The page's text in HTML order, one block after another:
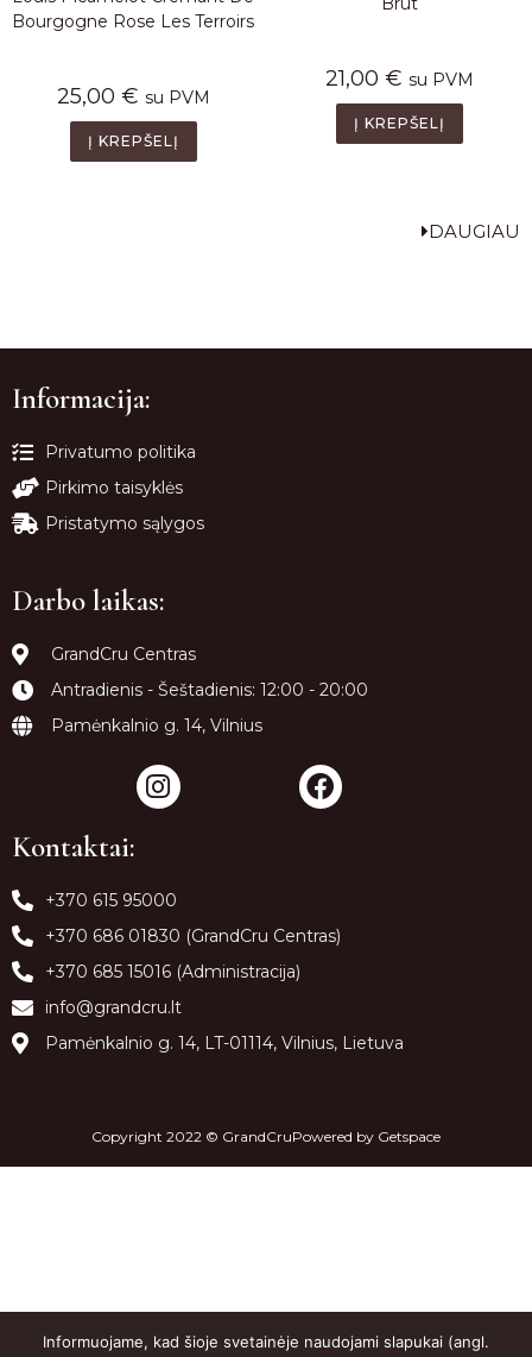
Bourgogne Rose Les Terroirs
25,00 € su PVM
Į KREPŠELĮ
21,00 € su PVM
Į KREPŠELĮ
DAUGIAU
Informacija:
Privatumo politika
Pirkimo taisyklės
Pristatymo sąlygos
Darbo laikas:
GrandCru Centras
Antradienis - Šeštadienis: 12:00 - 20:00
Pamėnkalnio g. 14, Vilnius
Kontaktai:
+370 615 95000
+370 686 01830 (GrandCru Centras)
+370 685 15016 (Administracija)
info@grandcru.lt
Pamėnkalnio g. 14, LT-01114, Vilnius, Lietuva
Copyright 2022 © GrandCruPowered by Getspace
Informuojame, kad šioje svetainėje naudojami slapukai (angl.